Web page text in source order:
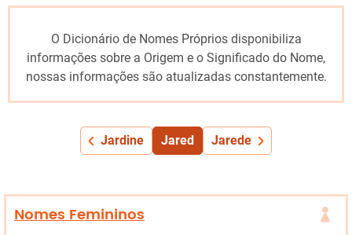
O Dicionário de Nomes Próprios disponibiliza
informações sobre a Origem e o Significado do Nome,
nossas informações são atualizadas constantemente.
Jardine Jared Jarede
Nomes Femininos